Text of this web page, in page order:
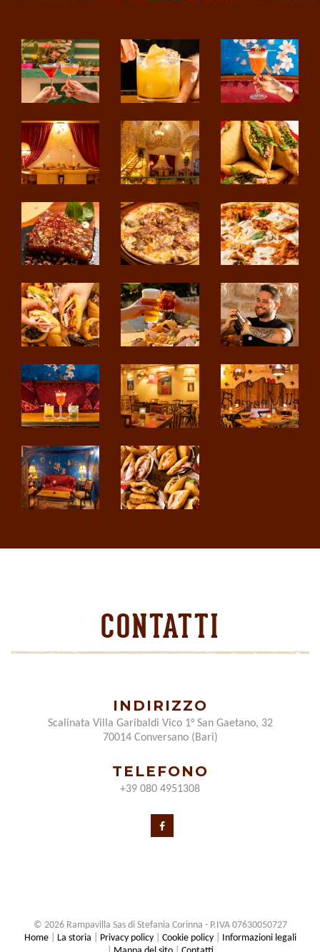
CONTATTI
INDIRIZZO
Scalinata Villa Garibaldi Vico 1° San Gaetano, 32
70014 Conversano (Bari)
TELEFONO
+39 080 4951308
© 2026 Rampavilla Sas di Stefania Corinna - P.IVA 07630050727
Home| La storia Privacy policy| Cookie policy|
Informazioni legali